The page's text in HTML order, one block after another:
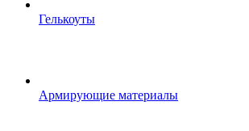
Гелькоуты
Армирующие материалы